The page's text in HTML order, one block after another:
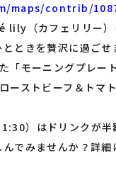
contrib/
lily（カフェリリー
ときを贅沢に過ごせ
「モーニングプレ
ーストビーフ＆トマ
）はドリンクが
でみませんか？詳